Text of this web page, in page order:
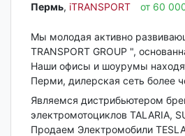
Пермь‎, iTRANSPORT от 60
Мы молодая активно
TRANSPORT GROUP ",
Наши офисы и шоурумы
Перми, дилерская сеть более
Являемся дистрибьютером
электромотоциклов TALARIA,
Продаем Электромобили